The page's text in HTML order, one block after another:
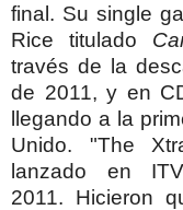
final. Su single
Rice titulado
través de la
de 2011, y en
llegando a la
Unido. "The
lanzado en
2011. Hicieron